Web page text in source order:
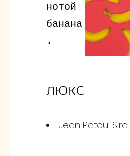
нотой
банана
.
ЛЮКС
Jean Patou: